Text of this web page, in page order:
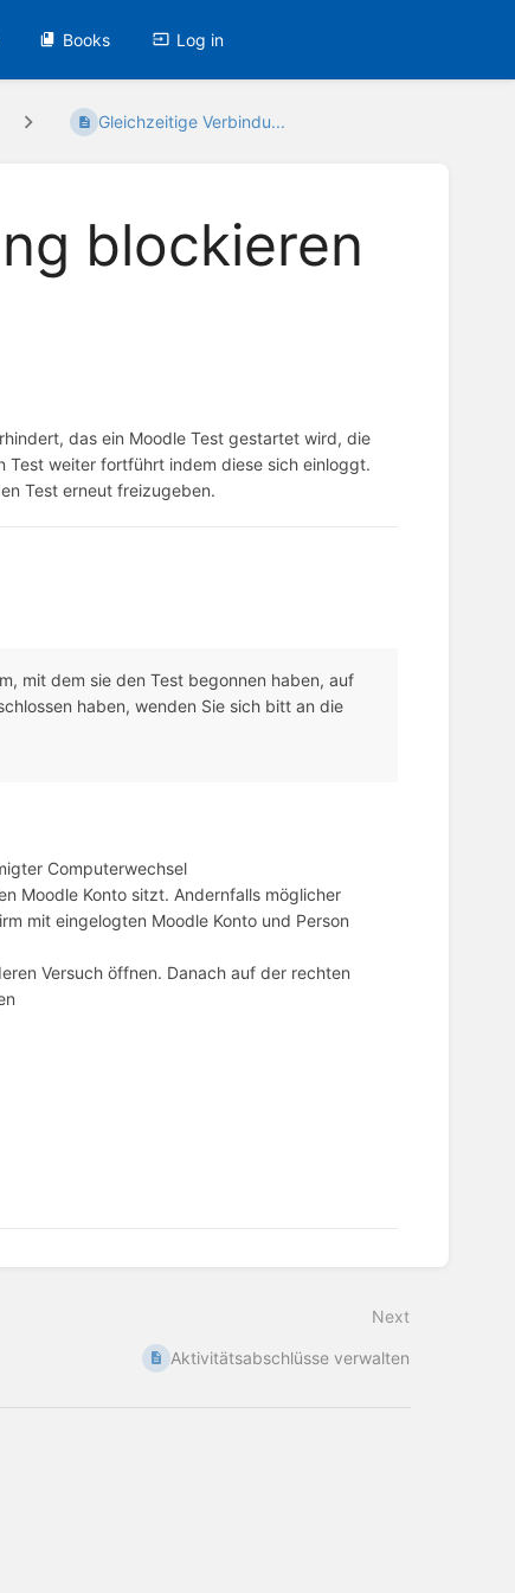
Books Log in
Gleichzeitige Verbindu...
blockieren
das ein Moodle Test gestartet wird, die
Test weiter fortführt indem diese sich einloggt.
Test erneut freizugeben.
mit dem sie den Test begonnen haben, auf
haben, wenden Sie sich bitt an die
Computerwechsel
Moodle Konto sitzt. Andernfalls möglicher
mit eingelogten Moodle Konto und Person
Versuch öffnen. Danach auf der rechten
Next
Aktivitätsabschlüsse verwalten